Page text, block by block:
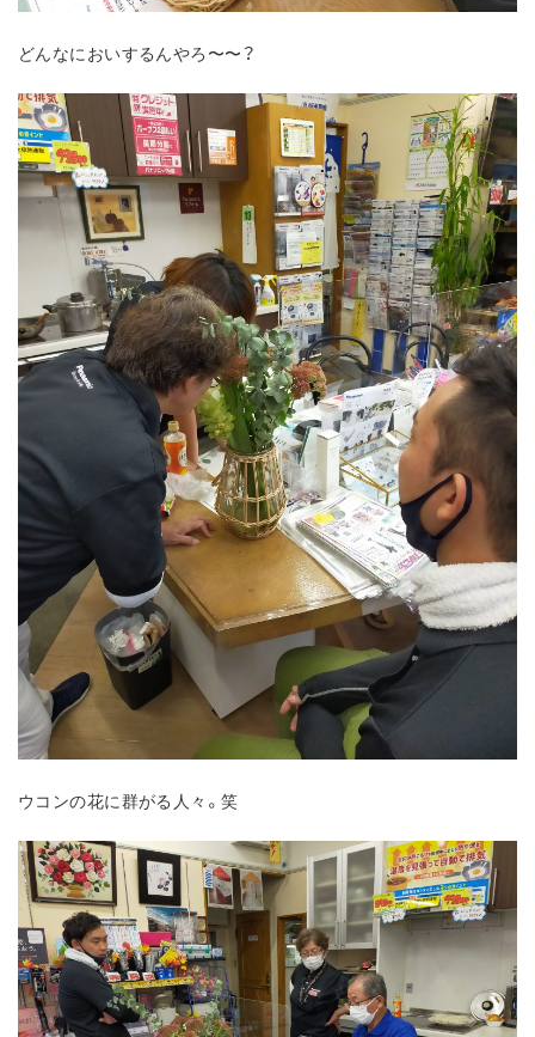
どんなにおいするんやろ〜〜？
ウコンの花に群がる人々。笑